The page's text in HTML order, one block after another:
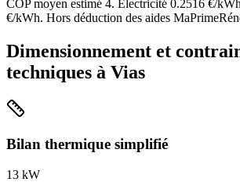
COP moyen estimé 4. Électricité 0.2516 €/
€/kWh. Hors déduction des aides
Dimensionnement et
techniques à Vias
Bilan thermique simplifié
13 kW